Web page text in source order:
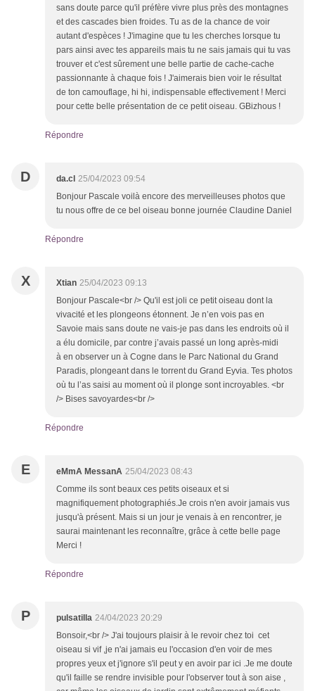
sans doute parce qu'il préfère vivre plus près des montagnes
et des cascades bien froides. Tu as de la chance de voir
autant d'espèces ! J'imagine que tu les cherches lorsque tu
pars ainsi avec tes appareils mais tu ne sais jamais qui tu vas
trouver et c'est sûrement une belle partie de cache-cache
passionnante à chaque fois ! J'aimerais bien voir le résultat
de ton camouflage, hi hi, indispensable effectivement ! Merci
pour cette belle présentation de ce petit oiseau. GBizhous !
Répondre
D da.cl 25/04/2023 09:54
Bonjour Pascale voilà encore des merveilleuses photos que
tu nous offre de ce bel oiseau bonne journée Claudine Daniel
Répondre
X Xtian 25/04/2023 09:13
Bonjour Pascale<br /> Qu'il est joli ce petit oiseau dont la
vivacité et les plongeons étonnent. Je n’en vois pas en
Savoie mais sans doute ne vais-je pas dans les endroits où il
a élu domicile, par contre j’avais passé un long après-midi
à en observer un à Cogne dans le Parc National du Grand
Paradis, plongeant dans le torrent du Grand Eyvia. Tes photos
où tu l’as saisi au moment où il plonge sont incroyables. <br
/> Bises savoyardes<br />
Répondre
E eMmA MessanA 25/04/2023 08:43
Comme ils sont beaux ces petits oiseaux et si
magnifiquement photographiés.Je crois n'en avoir jamais vus
jusqu'à présent. Mais si un jour je venais à en rencontrer, je
saurai maintenant les reconnaître, grâce à cette belle page
Merci !
Répondre
P pulsatilla 24/04/2023 20:29
Bonsoir,<br /> J'ai toujours plaisir à le revoir chez toi cet
oiseau si vif ,je n'ai jamais eu l'occasion d'en voir de mes
propres yeux et j'ignore s'il peut y en avoir par ici .Je me doute
qu'il faille se rendre invisible pour l'observer tout à son aise ,